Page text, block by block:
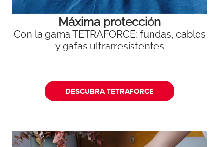
Máxima protección
Con la gama TETRAFORCE: fundas, cables
y gafas ultrarresistentes
DESCUBRA TETRAFORCE